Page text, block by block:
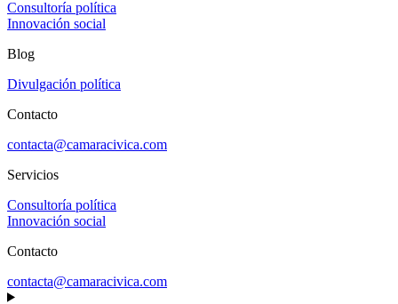
Consultoría política
Innovación social
Blog
Divulgación política
Contacto
contacta@camaracivica.com
Servicios
Consultoría política
Innovación social
Contacto
contacta@camaracivica.com